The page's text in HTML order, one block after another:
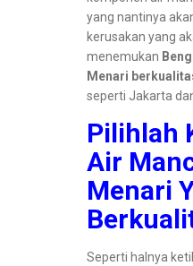
yang nantinya
kerusakan yang
menemukan
Menari
seperti Jakarta
Pilihlah
Air
Menari
Seperti halnya